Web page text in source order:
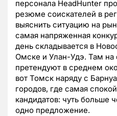
персонала HeadHunter
резюме соискателей в
выяснить ситуацию на
самая напряженная
день складывается в
Омске и Улан-Удэ. Там
претендуют в среднем
вот Томск наряду с
городов, где самая
кандидатов: чуть больше
одно предложение.